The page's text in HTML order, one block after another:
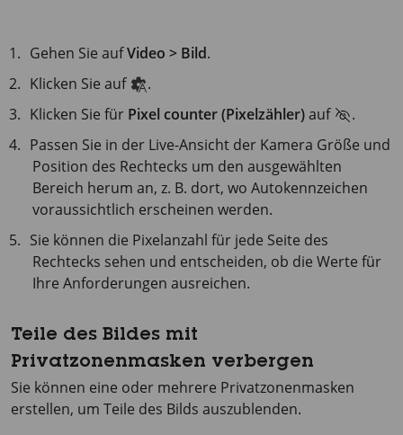
Gehen Sie aufVideo > Bild.
Klicken Sie auf
.
Klicken Sie für Pixel counter (Pixelzähler)auf
.
Passen Sie in der Live-Ansicht der Kamera Größe und
Position des Rechtecks um den ausgewählten
Bereich herum an, z. B. dort, wo Autokennzeichen
voraussichtlich erscheinen werden.
Sie können die Pixelanzahl für jede Seite des
Rechtecks sehen und entscheiden, ob die Werte für
Ihre Anforderungen ausreichen.
Teile des Bildes mit
Privatzonenmasken verbergen
Sie können eine oder mehrere Privatzonenmasken
erstellen, um Teile des Bilds auszublenden.